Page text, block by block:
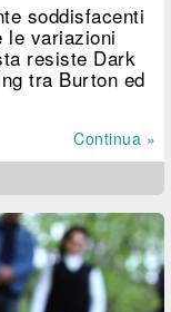
soddisfacenti
le variazioni
resiste Dark
tra Burton ed
Continua »